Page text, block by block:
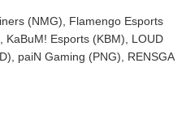
(NMG), Flamengo Esports
KaBuM! Esports (KBM), LOUD
paiN Gaming (PNG), RENSGA